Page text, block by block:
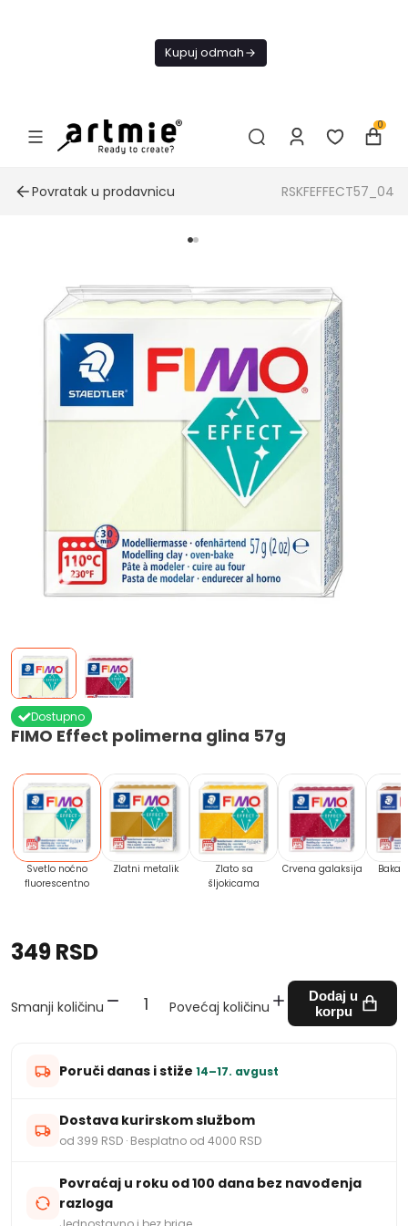
Kupuj odmah
0
Povratak u prodavnicu RSKFEFFECT57_04
FIMO Effect polimerna glina 57g
Dostupno
Svetlo noćno
fluorescentno
Zlatni metalik
Zlato sa
šljokicama
Crvena galaksija
349 RSD
Smanji količinu Povećaj količinu
Dodaj u
korpu
Poruči danas i stiže 14–17. avgust
Dostava kurirskom službom
od 399 RSD · Besplatno od 4000 RSD
Povraćaj u roku od 100 dana bez navođenja
razloga